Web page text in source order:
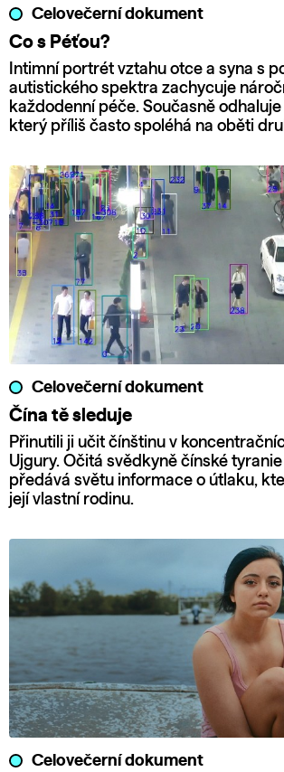
Celovečerní dokument
Co s Péťou?
Intimní portrét vztahu otce a syna s
autistického spektra zachycuje
každodenní péče. Současně
který příliš často spoléhá na oběti
Celovečerní dokument
Čína tě sleduje
Přinutili ji učit čínštinu v
Ujgury. Očitá svědkyně čínské
předává světu informace o útlaku,
její vlastní rodinu.
Celovečerní dokument